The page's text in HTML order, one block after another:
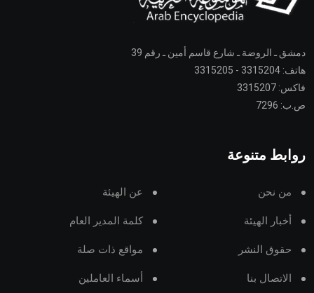
دمشق ـ الروضة ـ شارع قاسم أمين ـ رقم 39
هاتف: 3315204 - 3315205
فاكس: 3315207
ص.ب: 7296
روابط متنوعة
من نحن عن الهيئة
أخبار الهيئة كلمة المدير العام
حقوق النشر مواقع ذات صلة
الاتصال بنا أسماء العاملين